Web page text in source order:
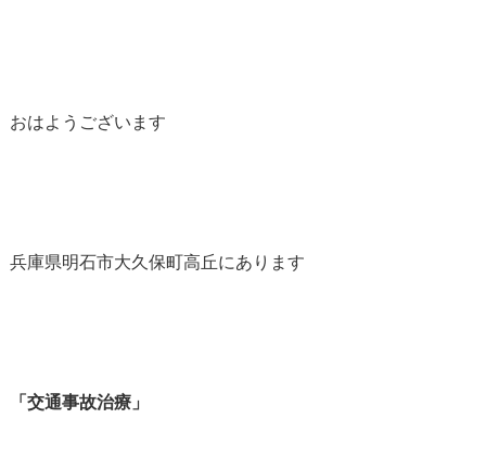
おはようございます
兵庫県明石市大久保町高丘にあります
「交通事故治療」